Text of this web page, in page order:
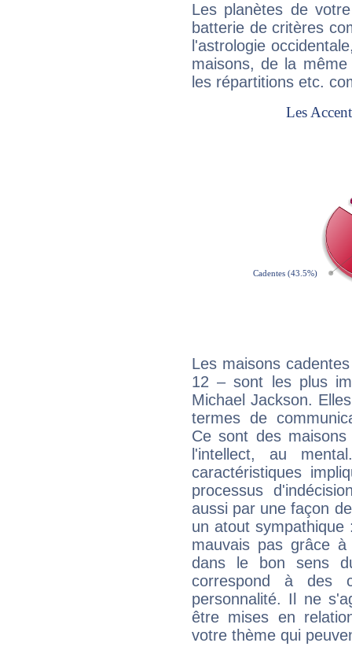
Les planètes de
batterie de critères
l'astrologie
maisons, de la
les répartitions etc.
Les maisons
12 – sont les plus
Michael Jackson.
termes de
Ce sont des
l'intellect, au
caractéristiques
processus
aussi par une façon
un atout
mauvais pas grâce
dans le bon sens
correspond à des
personnalité. Il ne
être mises en
votre thème qui